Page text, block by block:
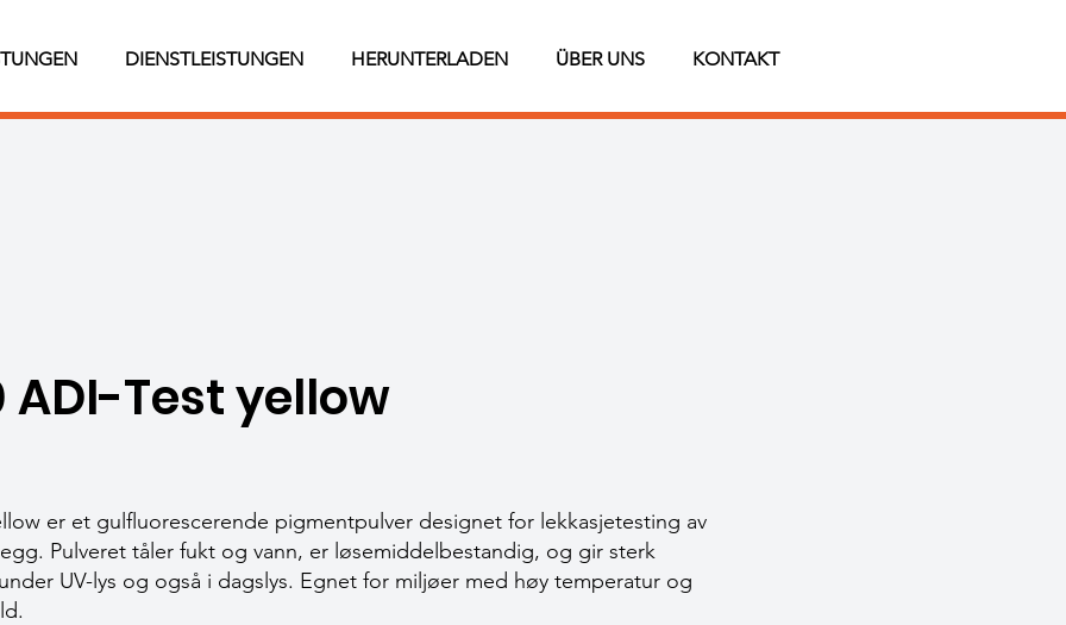
DIENSTLEISTUNGEN HERUNTERLADEN ÜBER UNS KONTAKT
ADI-Test yellow
er et gulfluorescerende pigmentpulver designet for lekkasjetesting av
Pulveret tåler fukt og vann, er løsemiddelbestandig, og gir sterk
UV-lys og også i dagslys. Egnet for miljøer med høy temperatur og